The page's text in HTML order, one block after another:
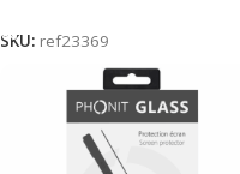
SKU: ref23369